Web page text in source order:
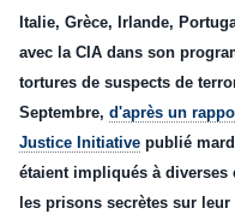
Italie, Grèce, Irlande,
avec la CIA dans son
tortures de suspects de
Septembre, d'après un
Justice Initiative publié
étaient impliqués à
les prisons secrètes sur